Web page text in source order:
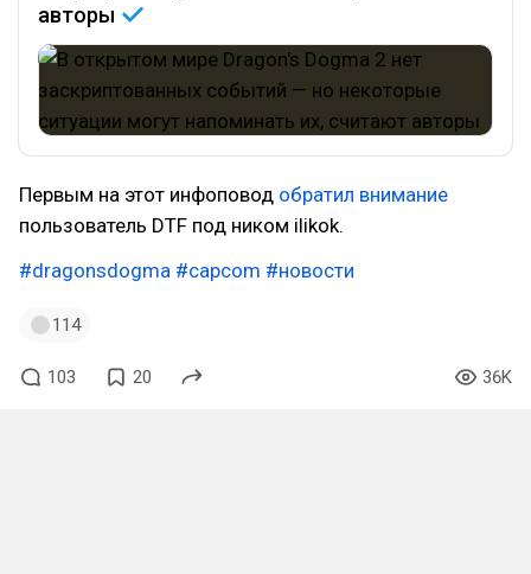
авторы
Первым на этот инфоповод обратил внимание
пользователь DTF под ником ilikok.
#dragonsdogma #capcom #новости
114
103 20 36K